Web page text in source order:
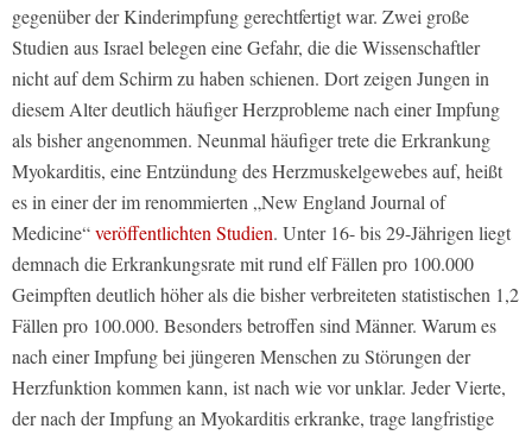
gegenüber der Kinderimpfung gerechtfertigt war. Zwei große
Studien aus Israel belegen eine Gefahr, die die Wissenschaftler
nicht auf dem Schirm zu haben schienen. Dort zeigen Jungen in
diesem Alter deutlich häufiger Herzprobleme nach einer Impfung
als bisher angenommen. Neunmal häufiger trete die Erkrankung
Myokarditis, eine Entzündung des Herzmuskelgewebes auf, heißt
es in einer der im renommierten „New England Journal of
Medicine“veröffentlichten Studien. Unter 16- bis 29-Jährigen liegt
demnach die Erkrankungsrate mit rund elf Fällen pro 100.000
Geimpften deutlich höher als die bisher verbreiteten statistischen 1,2
Fällen pro 100.000. Besonders betroffen sind Männer. Warum es
nach einer Impfung bei jüngeren Menschen zu Störungen der
Herzfunktion kommen kann, ist nach wie vor unklar. Jeder Vierte,
der nach der Impfung an Myokarditis erkranke, trage langfristige